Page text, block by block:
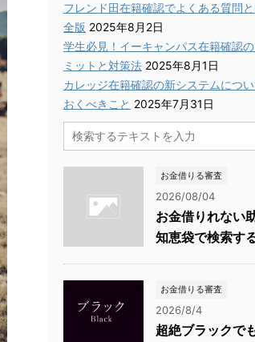
フレンド田在籍確認でよくある質問
全版 2025年8月2日
学生必見！イーキャンパス在籍確認
ミットと対策法 2025年8月1日
カレッジ在籍確認の新システムにつ
おくべきこと 2025年7月31日
お金借りる審査
2026/08/04
お金借りれない
知恵袋で検索す
お金借りる審査
2026/8/4
超絶ブラックで